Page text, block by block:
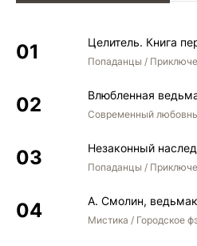
Целитель. Книга
Влюбленная
Современный
А. Смолин,
Мистика / Городское